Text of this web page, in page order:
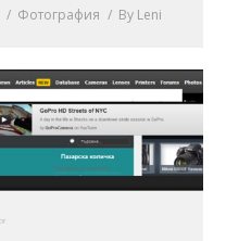
Фотография By Leni